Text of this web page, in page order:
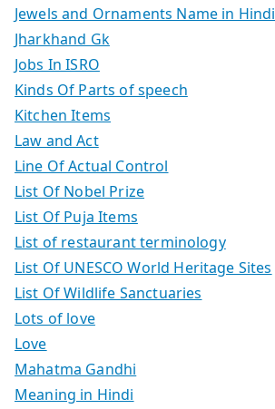
Jewels and Ornaments Name in Hindi
Jharkhand Gk
Jobs In ISRO
Kinds Of Parts of speech
Kitchen Items
Law and Act
Line Of Actual Control
List Of Nobel Prize
List Of Puja Items
List of restaurant terminology
List Of UNESCO World Heritage Sites
List Of Wildlife Sanctuaries
Lots of love
Love
Mahatma Gandhi
Meaning in Hindi